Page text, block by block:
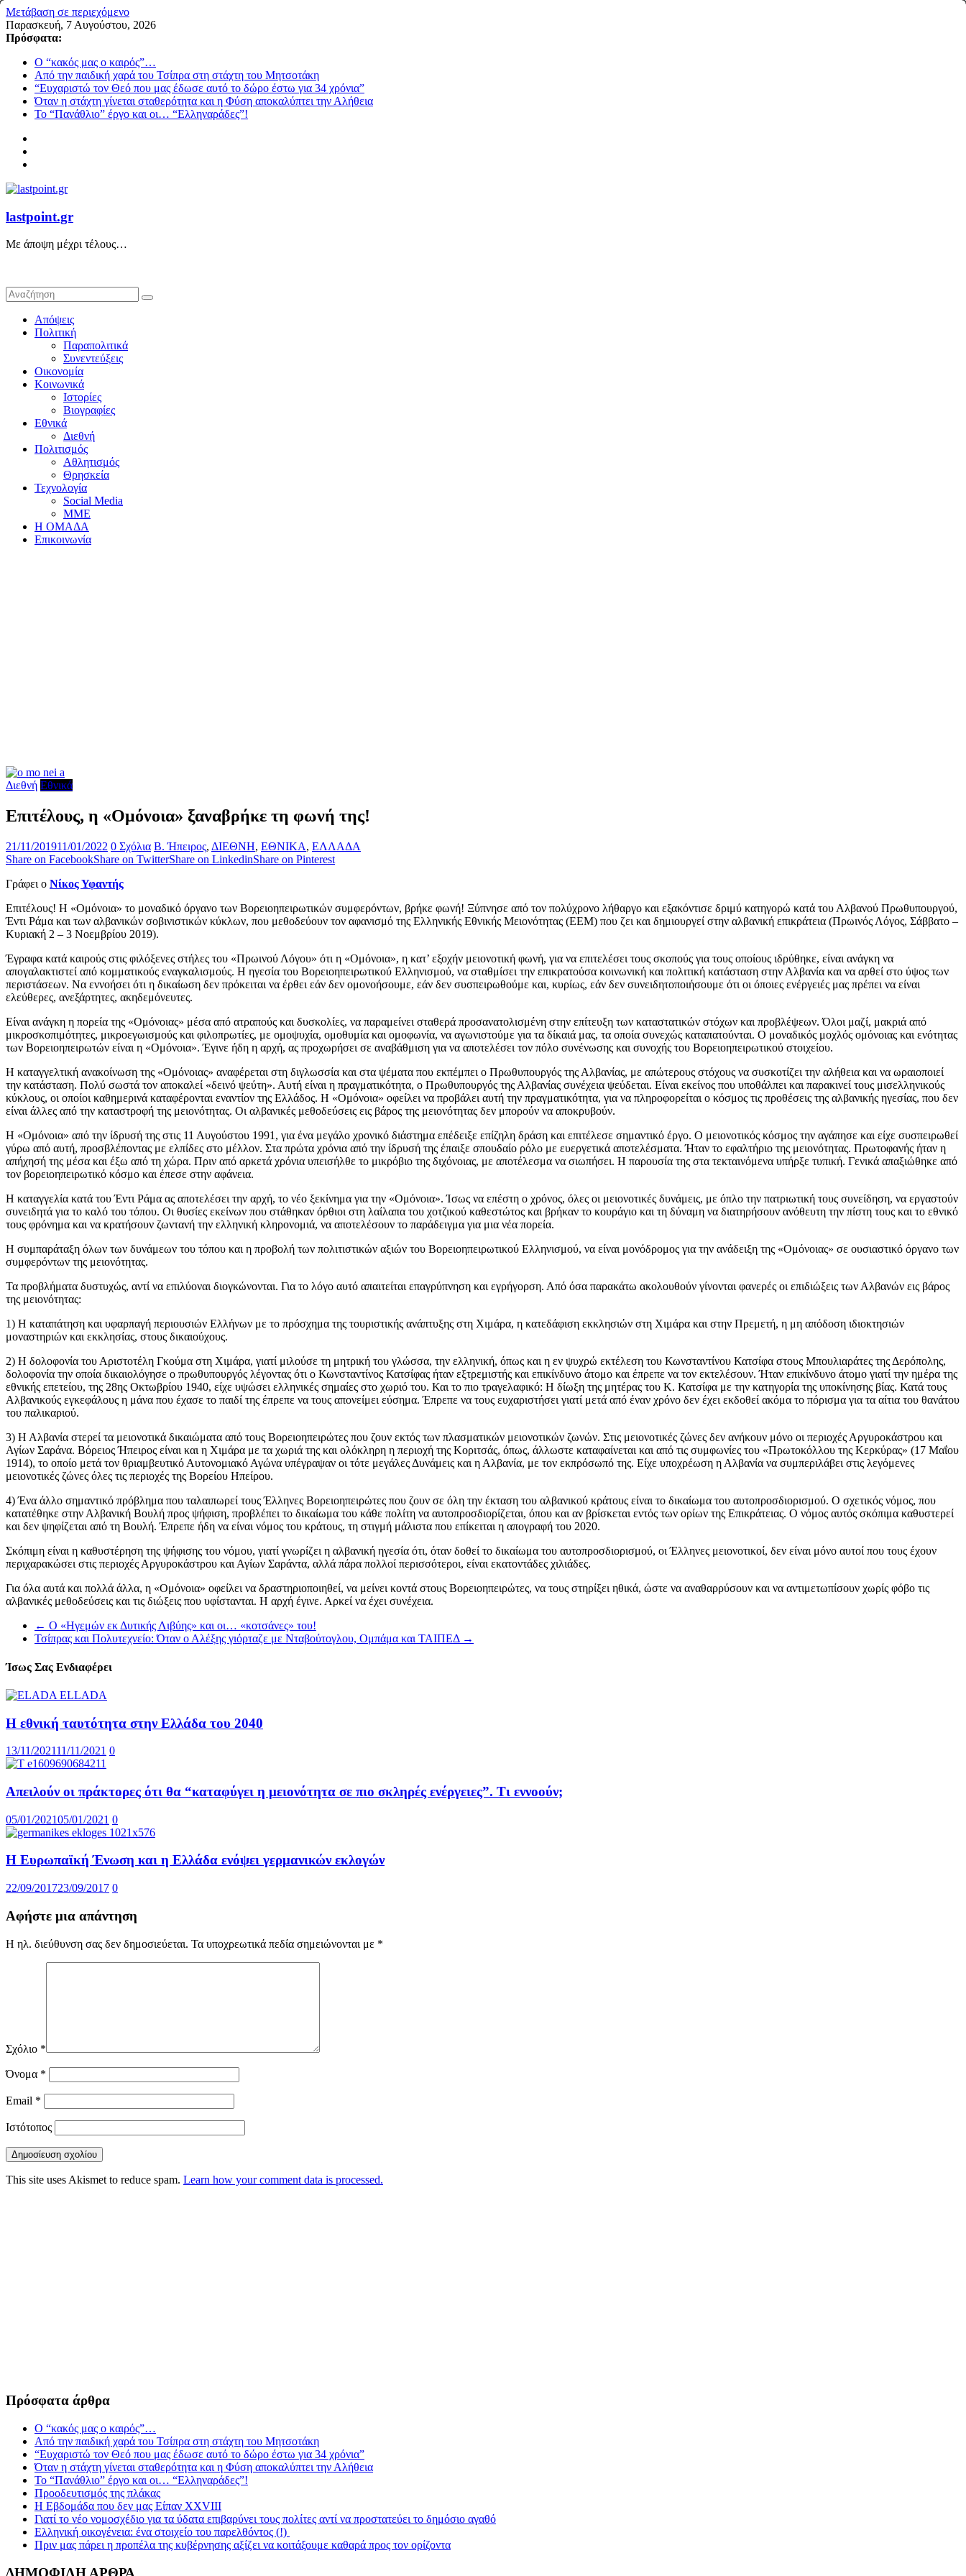
Μετάβαση σε περιεχόμενο
Παρασκευή, 7 Αυγούστου, 2026
Πρόσφατα:
Ο “κακός μας ο καιρός”…
Από την παιδική χαρά του Τσίπρα στη στάχτη του Μητσοτάκη
“Ευχαριστώ τον Θεό που μας έδωσε αυτό το δώρο έστω για 34 χρόνια”
Όταν η στάχτη γίνεται σταθερότητα και η Φύση αποκαλύπτει την Αλήθεια
Το “Πανάθλιο” έργο και οι… “Ελληναράδες”!
lastpoint.gr
Με άποψη μέχρι τέλους…
Απόψεις
Πολιτική
Παραπολιτικά
Συνεντεύξεις
Οικονομία
Κοινωνικά
Ιστορίες
Βιογραφίες
Εθνικά
Διεθνή
Πολιτισμός
Αθλητισμός
Θρησκεία
Τεχνολογία
Social Media
ΜΜΕ
Η ΟΜΑΔΑ
Επικοινωνία
Διεθνή Εθνικά
Επιτέλους, η «Ομόνοια» ξαναβρήκε τη φωνή της!
21/11/201911/01/2022 0 Σχόλια Β. Ήπειρος, ΔΙΕΘΝΗ, ΕΘΝΙΚΑ, ΕΛΛΑΔΑ
Share on FacebookShare on TwitterShare on LinkedinShare on Pinterest
Γράφει ο Νίκος Υφαντής
Επιτέλους! Η «Ομόνοια» το μοναδικό όργανο των Βορειοηπειρωτικών συμφερόντων, βρήκε φωνή! Ξύπνησε από τον πολύχρονο λήθαργο και εξακόντισε δριμύ κατηγορώ κατά του Αλβανού Πρωθυπουργού,
Έντι Ράμα και των αλβανικών σοβινιστικών κύκλων, που μεθοδεύουν τον αφανισμό της Ελληνικής Εθνικής Μειονότητας (ΕΕΜ) που ζει και δημιουργεί στην αλβανική επικράτεια (Πρωινός Λόγος, Σάββατο –
Κυριακή 2 – 3 Νοεμβρίου 2019).
Έγραφα κατά καιρούς στις φιλόξενες στήλες του «Πρωινού Λόγου» ότι η «Ομόνοια», η κατ’ εξοχήν μειονοτική φωνή, για να επιτελέσει τους σκοπούς για τους οποίους ιδρύθηκε, είναι ανάγκη να
απογαλακτιστεί από κομματικούς εναγκαλισμούς. Η ηγεσία του Βορειοηπειρωτικού Ελληνισμού, να σταθμίσει την επικρατούσα κοινωνική και πολιτική κατάσταση στην Αλβανία και να αρθεί στο ύψος των
περιστάσεων. Να εννοήσει ότι η δικαίωση δεν πρόκειται να έρθει εάν δεν ομονοήσουμε, εάν δεν συσπειρωθούμε και, κυρίως, εάν δεν συνειδητοποιήσουμε ότι οι όποιες ενέργειές μας πρέπει να είναι
ελεύθερες, ανεξάρτητες, ακηδεμόνευτες.
Είναι ανάγκη η πορεία της «Ομόνοιας» μέσα από ατραπούς και δυσκολίες, να παραμείνει σταθερά προσανατολισμένη στην επίτευξη των καταστατικών στόχων και προβλέψεων. Όλοι μαζί, μακριά από
μικροσκοπιμότητες, μικροεγωισμούς και φιλοπρωτίες, με ομοψυχία, ομοθυμία και ομοφωνία, να αγωνιστούμε για τα δίκαιά μας, τα οποία συνεχώς καταπατούνται. Ο μοναδικός μοχλός ομόνοιας και ενότητας
των Βορειοηπειρωτών είναι η «Ομόνοια». Έγινε ήδη η αρχή, ας προχωρήσει σε αναβάθμιση για να αποτελέσει τον πόλο συνένωσης και συνοχής του Βορειοηπειρωτικού στοιχείου.
Η καταγγελτική ανακοίνωση της «Ομόνοιας» αναφέρεται στη διγλωσσία και στα ψέματα που εκπέμπει ο Πρωθυπουργός της Αλβανίας, με απώτερους στόχους να συσκοτίζει την αλήθεια και να ωραιοποιεί
την κατάσταση. Πολύ σωστά τον αποκαλεί «δεινό ψεύτη». Αυτή είναι η πραγματικότητα, ο Πρωθυπουργός της Αλβανίας συνέχεια ψεύδεται. Είναι εκείνος που υποθάλπει και παρακινεί τους μισελληνικούς
κύκλους, οι οποίοι καθημερινά καταφέρονται εναντίον της Ελλάδος. Η «Ομόνοια» οφείλει να προβάλει αυτή την πραγματικότητα, για να πληροφορείται ο κόσμος τις προθέσεις της αλβανικής ηγεσίας, που δεν
είναι άλλες από την καταστροφή της μειονότητας. Οι αλβανικές μεθοδεύσεις εις βάρος της μειονότητας δεν μπορούν να αποκρυβούν.
Η «Ομόνοια» από την ίδρυσή της στις 11 Αυγούστου 1991, για ένα μεγάλο χρονικό διάστημα επέδειξε επίζηλη δράση και επιτέλεσε σημαντικό έργο. Ο μειονοτικός κόσμος την αγάπησε και είχε συσπειρωθεί
γύρω από αυτή, προσβλέποντας με ελπίδες στο μέλλον. Στα πρώτα χρόνια από την ίδρυσή της έπαιξε σπουδαίο ρόλο με ευεργετικά αποτελέσματα. Ήταν το εφαλτήριο της μειονότητας. Πρωτοφανής ήταν η
απήχησή της μέσα και έξω από τη χώρα. Πριν από αρκετά χρόνια υπεισήλθε το μικρόβιο της διχόνοιας, με αποτέλεσμα να σιωπήσει. Η παρουσία της στα τεκταινόμενα υπήρξε τυπική. Γενικά απαξιώθηκε από
τον βορειοηπειρωτικό κόσμο και έπεσε στην αφάνεια.
Η καταγγελία κατά του Έντι Ράμα ας αποτελέσει την αρχή, το νέο ξεκίνημα για την «Ομόνοια». Ίσως να επέστη ο χρόνος, όλες οι μειονοτικές δυνάμεις, με όπλο την πατριωτική τους συνείδηση, να εργαστούν
συνειδητά για το καλό του τόπου. Οι θυσίες εκείνων που στάθηκαν όρθιοι στη λαίλαπα του χοτζικού καθεστώτος και βρήκαν το κουράγιο και τη δύναμη να διατηρήσουν ανόθευτη την πίστη τους και το εθνικό
τους φρόνημα και να κρατήσουν ζωντανή την ελληνική κληρονομιά, να αποτελέσουν το παράδειγμα για μια νέα πορεία.
Η συμπαράταξη όλων των δυνάμεων του τόπου και η προβολή των πολιτιστικών αξιών του Βορειοηπειρωτικού Ελληνισμού, να είναι μονόδρομος για την ανάδειξη της «Ομόνοιας» σε ουσιαστικό όργανο των
συμφερόντων της μειονότητας.
Τα προβλήματα δυστυχώς, αντί να επιλύοναι διογκώνονται. Για το λόγο αυτό απαιτείται επαγρύπνηση και εγρήγορση. Από όσα παρακάτω ακολουθούν γίνονται φανερές οι επιδιώξεις των Αλβανών εις βάρος
της μειονότητας:
1) Η καταπάτηση και υφαρπαγή περιουσιών Ελλήνων με το πρόσχημα της τουριστικής ανάπτυξης στη Χιμάρα, η κατεδάφιση εκκλησιών στη Χιμάρα και στην Πρεμετή, η μη απόδοση ιδιοκτησιών
μοναστηριών και εκκλησίας, στους δικαιούχους.
2) Η δολοφονία του Αριστοτέλη Γκούμα στη Χιμάρα, γιατί μιλούσε τη μητρική του γλώσσα, την ελληνική, όπως και η εν ψυχρώ εκτέλεση του Κωνσταντίνου Κατσίφα στους Μπουλιαράτες της Δερόπολης,
δολοφονία την οποία δικαιολόγησε ο πρωθυπουργός λέγοντας ότι ο Κωνσταντίνος Κατσίφας ήταν εξτρεμιστής και επικίνδυνο άτομο και έπρεπε να τον εκτελέσουν. Ήταν επικίνδυνο άτομο γιατί την ημέρα της
εθνικής επετείου, της 28ης Οκτωβρίου 1940, είχε υψώσει ελληνικές σημαίες στο χωριό του. Και το πιο τραγελαφικό: Η δίωξη της μητέρας του Κ. Κατσίφα με την κατηγορία της υποκίνησης βίας. Κατά τους
Αλβανικούς εγκεφάλους η μάνα που έχασε το παιδί της έπρεπε να τους απονείμει εύσημα. Έπρεπε να τους ευχαριστήσει γιατί μετά από έναν χρόνο δεν έχει εκδοθεί ακόμα το πόρισμα για τα αίτια του θανάτου
του παλικαριού.
3) Η Αλβανία στερεί τα μειονοτικά δικαιώματα από τους Βορειοηπειρώτες που ζουν εκτός των πλασματικών μειονοτικών ζωνών. Στις μειονοτικές ζώνες δεν ανήκουν μόνο οι περιοχές Αργυροκάστρου και
Αγίων Σαράνα. Βόρειος Ήπειρος είναι και η Χιμάρα με τα χωριά της και ολόκληρη η περιοχή της Κοριτσάς, όπως, άλλωστε καταφαίνεται και από τις συμφωνίες του «Πρωτοκόλλου της Κερκύρας» (17 Μαΐου
1914), το οποίο μετά τον θριαμβευτικό Αυτονομιακό Αγώνα υπέγραψαν οι τότε μεγάλες Δυνάμεις και η Αλβανία, με τον εκπρόσωπό της. Είχε υποχρέωση η Αλβανία να συμπεριλάβει στις λεγόμενες
μειονοτικές ζώνες όλες τις περιοχές της Βορείου Ηπείρου.
4) Ένα άλλο σημαντικό πρόβλημα που ταλαιπωρεί τους Έλληνες Βορειοηπειρώτες που ζουν σε όλη την έκταση του αλβανικού κράτους είναι το δικαίωμα του αυτοπροσδιορισμού. Ο σχετικός νόμος, που
κατατέθηκε στην Αλβανική Βουλή προς ψήφιση, προβλέπει το δικαίωμα του κάθε πολίτη να αυτοπροσδιορίζεται, όπου και αν βρίσκεται εντός των ορίων της Επικράτειας. Ο νόμος αυτός σκόπιμα καθυστερεί
και δεν ψηφίζεται από τη Βουλή. Έπρεπε ήδη να είναι νόμος του κράτους, τη στιγμή μάλιστα που επίκειται η απογραφή του 2020.
Σκόπιμη είναι η καθυστέρηση της ψήφισης του νόμου, γιατί γνωρίζει η αλβανική ηγεσία ότι, όταν δοθεί το δικαίωμα του αυτοπροσδιορισμού, οι Έλληνες μειονοτικοί, δεν είναι μόνο αυτοί που τους έχουν
περιχαρακώσει στις περιοχές Αργυροκάστρου και Αγίων Σαράντα, αλλά πάρα πολλοί περισσότεροι, είναι εκατοντάδες χιλιάδες.
Για όλα αυτά και πολλά άλλα, η «Ομόνοια» οφείλει να δραστηριοποιηθεί, να μείνει κοντά στους Βορειοηπειρώτες, να τους στηρίξει ηθικά, ώστε να αναθαρρύσουν και να αντιμετωπίσουν χωρίς φόβο τις
αλβανικές μεθοδεύσεις και τις διώξεις που υφίστανται. Η αρχή έγινε. Αρκεί να έχει συνέχεια.
← Ο «Ηγεμών εκ Δυτικής Λιβύης» και οι… «κοτσάνες» του!
Τσίπρας και Πολυτεχνείο: Όταν ο Αλέξης γιόρταζε με Νταβούτογλου, Ομπάμα και ΤΑΙΠΕΔ →
Ίσως Σας Ενδιαφέρει
Η εθνική ταυτότητα στην Ελλάδα του 2040
13/11/202111/11/2021 0
Απειλούν οι πράκτορες ότι θα “καταφύγει η μειονότητα σε πιο σκληρές ενέργειες”. Τι εννοούν;
05/01/202105/01/2021 0
Η Ευρωπαϊκή Ένωση και η Ελλάδα ενόψει γερμανικών εκλογών
22/09/201723/09/2017 0
Αφήστε μια απάντηση
Η ηλ. διεύθυνση σας δεν δημοσιεύεται. Τα υποχρεωτικά πεδία σημειώνονται με *
Σχόλιο *
Όνομα *
Email *
Ιστότοπος
This site uses Akismet to reduce spam. Learn how your comment data is processed.
Πρόσφατα άρθρα
Ο “κακός μας ο καιρός”…
Από την παιδική χαρά του Τσίπρα στη στάχτη του Μητσοτάκη
“Ευχαριστώ τον Θεό που μας έδωσε αυτό το δώρο έστω για 34 χρόνια”
Όταν η στάχτη γίνεται σταθερότητα και η Φύση αποκαλύπτει την Αλήθεια
Το “Πανάθλιο” έργο και οι… “Ελληναράδες”!
Προοδευτισμός της πλάκας
Η Εβδομάδα που δεν μας Είπαν XXVIII
Γιατί το νέο νομοσχέδιο για τα ύδατα επιβαρύνει τους πολίτες αντί να προστατεύει το δημόσιο αγαθό
Ελληνική οικογένεια: ένα στοιχείο του παρελθόντος (!)
Πριν μας πάρει η προπέλα της κυβέρνησης αξίζει να κοιτάξουμε καθαρά προς τον ορίζοντα
ΔΗΜΟΦΙΛΗ ΑΡΘΡΑ